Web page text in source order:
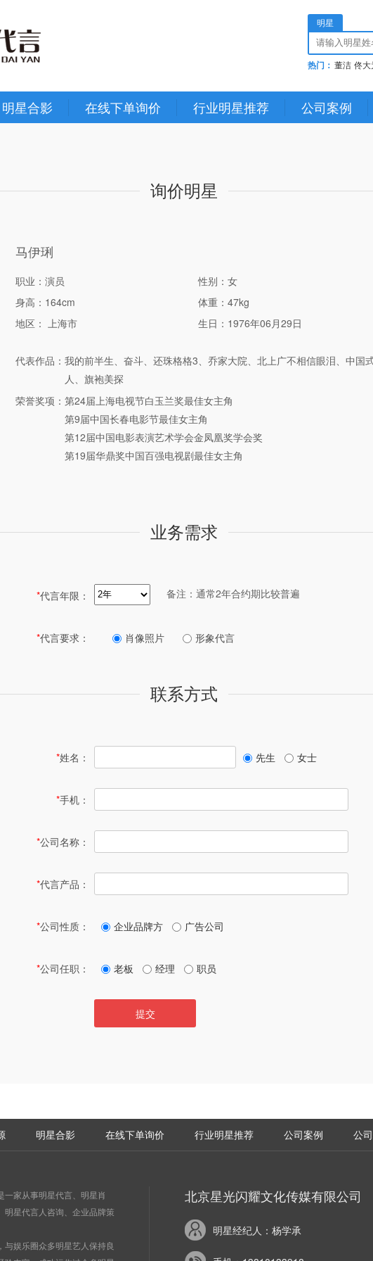
明星
热门： 董洁 佟大
明星合影 在线下单询价 行业明星推荐 公司案例
询价明星
马伊琍
职业：演员
性别：女
身高：164cm
体重：47kg
地区： 上海市
生日：1976年06月29日
代表作品： 我的前半生、奋斗、还珠格格3、乔家大院、北上广不相信眼泪、中国
人、旗袍美探
荣誉奖项： 第24届上海电视节白玉兰奖最佳女主角
第9届中国长春电影节最佳女主角
第12届中国电影表演艺术学会金凤凰奖学会奖
第19届华鼎奖中国百强电视剧最佳女主角
业务需求
*代言年限： 备注：通常2年合约期比较普遍
*代言要求： 肖像照片 形象代言
联系方式
*姓名： 先生 女士
*手机：
*公司名称：
*代言产品：
*公司性质： 企业品牌方 广告公司
*公司任职： 老板 经理 职员
提交
明星合影 在线下单询价 行业明星推荐 公司案例 公
家从事明星代言、明星肖
明星代言人咨询、企业品牌策
娱乐圈众多明星艺人保持良
北京星光闪耀文化传媒有限公司
明星经纪人：杨学承